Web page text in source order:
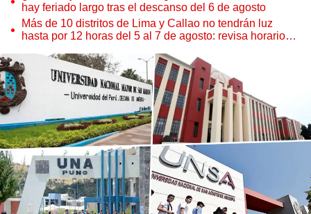
hay feriado largo tras el descanso del 6 de agosto
Más de 10 distritos de Lima y Callao no tendrán luz
hasta por 12 horas del 5 al 7 de agosto: revisa horarios y